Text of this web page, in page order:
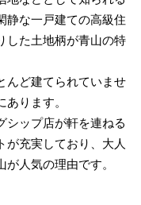
静な一戸建ての高級住
した土地柄が青山の特
んど建てられていませ
ります。
シップ店が軒を連ねる
が充実しており、大人
人気の理由です。